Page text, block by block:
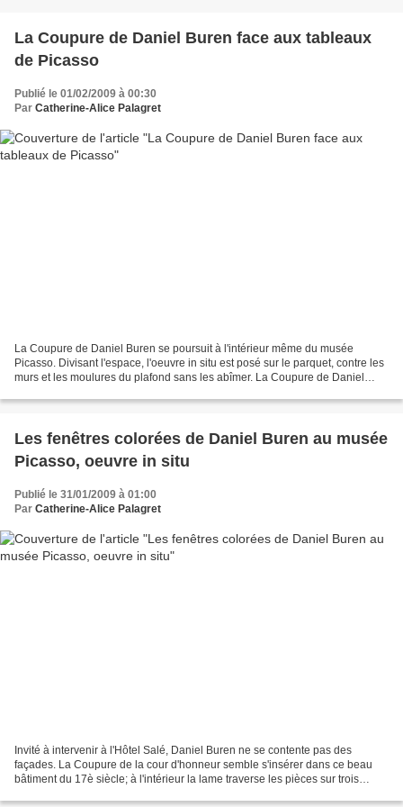
La Coupure de Daniel Buren face aux tableaux
de Picasso
Publié le 01/02/2009 à 00:30
Par Catherine-Alice Palagret
La Coupure de Daniel Buren se poursuit à l'intérieur même du musée
Picasso. Divisant l'espace, l'oeuvre in situ est posé sur le parquet, contre les
murs et les moulures du plafond sans les abîmer. La Coupure de Daniel
Les fenêtres colorées de Daniel Buren au musée
Picasso, oeuvre in situ
Publié le 31/01/2009 à 01:00
Par Catherine-Alice Palagret
Invité à intervenir à l'Hôtel Salé, Daniel Buren ne se contente pas des
façades. La Coupure de la cour d'honneur semble s'insérer dans ce beau
bâtiment du 17è siècle; à l'intérieur la lame traverse les pièces sur trois